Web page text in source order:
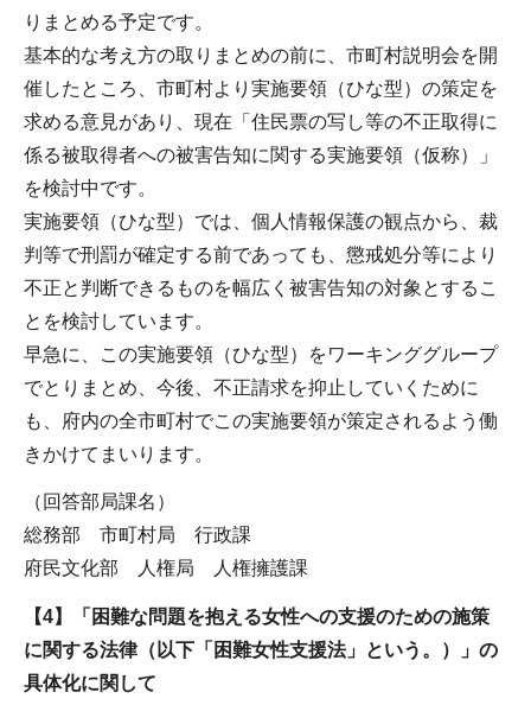
りまとめる予定です。
基本的な考え方の取りまとめの前に、市町村説明会を開
催したところ、市町村より実施要領（ひな型）の策定を
求める意見があり、現在「住民票の写し等の不正取得に
係る被取得者への被害告知に関する実施要領（仮称）」
を検討中です。
実施要領（ひな型）では、個人情報保護の観点から、裁
判等で刑罰が確定する前であっても、懲戒処分等により
不正と判断できるものを幅広く被害告知の対象とするこ
とを検討しています。
早急に、この実施要領（ひな型）をワーキンググループ
でとりまとめ、今後、不正請求を抑止していくために
も、府内の全市町村でこの実施要領が策定されるよう働
きかけてまいります。
（回答部局課名）
総務部 市町村局 行政課
府民文化部 人権局 人権擁護課
【4】「困難な問題を抱える女性への支援のための施策
に関する法律（以下「困難女性支援法」という。）」の
具体化に関して